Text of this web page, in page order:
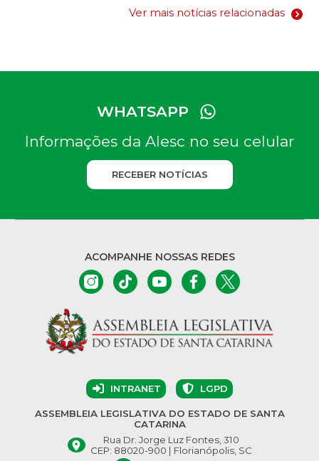
Ver mais notícias relacionadas
WHATSAPP
Informações da Alesc no seu celular
RECEBER NOTÍCIAS
ACOMPANHE NOSSAS REDES
INTRANET LGPD
ASSEMBLEIA LEGISLATIVA DO ESTADO DE SANTA
CATARINA
Rua Dr. Jorge Luz Fontes, 310
CEP: 88020-900 | Florianópolis, SC